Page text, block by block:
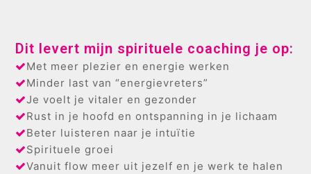
Dit levert mijn spirituele coaching je op:
Met meer plezier en energie werken
Minder last van “energievreters”
Je voelt je vitaler en gezonder
Rust in je hoofd en ontspanning in je lichaam
Beter luisteren naar je intuïtie
Spirituele groei
Vanuit flow meer uit jezelf en je werk te halen